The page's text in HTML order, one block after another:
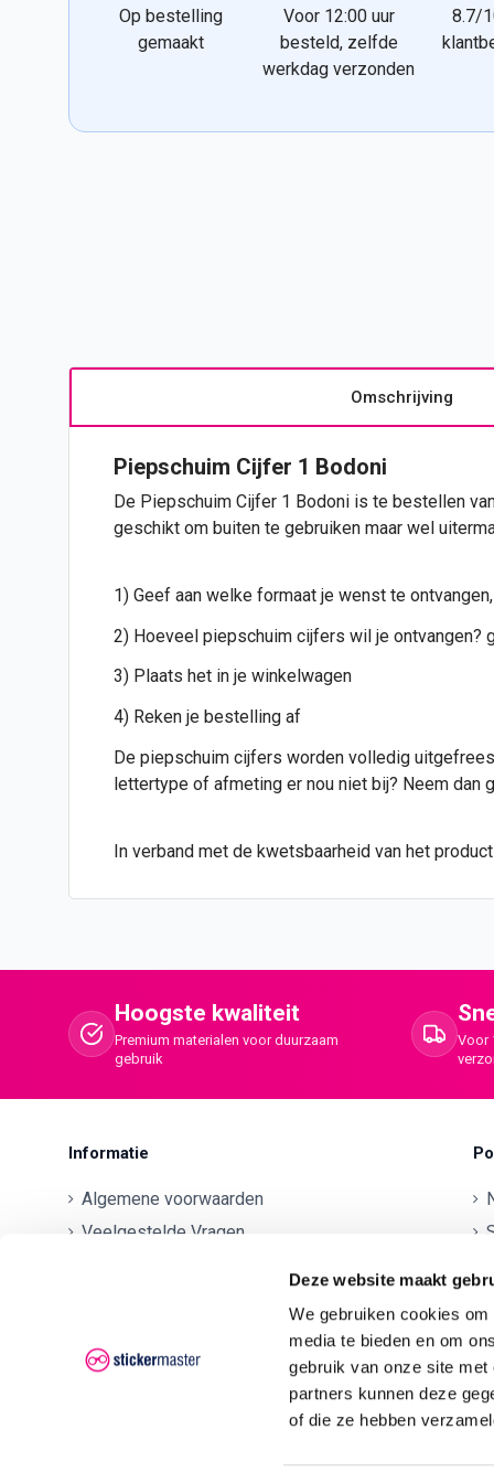
Deze website maakt
We gebruiken cookies
media te bieden en om
gebruik van onze site
partners kunnen deze
of die ze hebben
Op bestelling
gemaakt
Voor 12:00 uur
besteld, zelfde
werkdag verzonden
8.7/
Omschrijving
Piepschuim Cijfer 1 Bodoni
De Piepschuim Cijfer 1 Bodoni is te bestellen
geschikt om buiten te gebruiken maar wel
1) Geef aan welke formaat je wenst te
2) Hoeveel piepschuim cijfers wil je ontvangen?
3) Plaats het in je winkelwagen
4) Reken je bestelling af
De piepschuim cijfers worden volledig
lettertype of afmeting er nou niet bij? Neem dan
In verband met de kwetsbaarheid van het
Hoogste kwaliteit
Premium materialen voor duurzaam
gebruik
Voor
Informatie
Algemene voorwaarden
Veelgestelde Vragen
Klachten
Privacyverklaring AVG/GDPR